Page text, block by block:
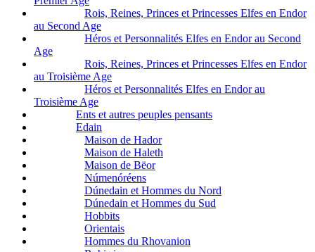
Rois, Reines, Princes et Princesses Elfes en Endor
au Second Age
Héros et Personnalités Elfes en Endor au Second
Age
Rois, Reines, Princes et Princesses Elfes en Endor
au Troisième Age
Héros et Personnalités Elfes en Endor au
Troisième Age
Ents et autres peuples pensants
Edain
Maison de Hador
Maison de Haleth
Maison de Bëor
Númenóréens
Dúnedain et Hommes du Nord
Dúnedain et Hommes du Sud
Hobbits
Orientais
Hommes du Rhovanion